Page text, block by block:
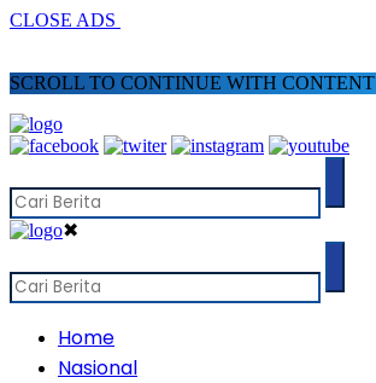
CLOSE ADS
SCROLL TO CONTINUE WITH CONTENT
✖
Home
Nasional